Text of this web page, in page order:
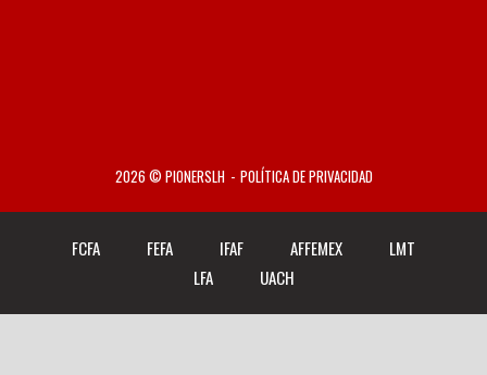
2026 © PIONERSLH POLÍTICA DE PRIVACIDAD
FCFA FEFA IFAF AFFEMEX
LMT
LFA
UACH